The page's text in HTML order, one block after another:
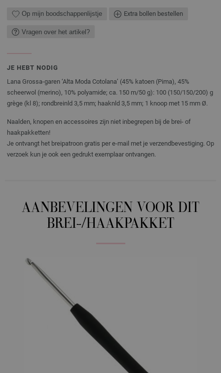
Op mijn boodschappenlijstje Extra bollen bestellen
Vragen over het artikel?
JE HEBT NODIG
Lana Grossa-garen ‘Alta Moda Cotolana’ (45% katoen (Pima), 45%
scheerwol (merino), 10% polyamide; ca. 150 m/50 g): 100 (150/150/200) g
grège (kl 8); rondbreinld 3,5 mm; haaknld 3,5 mm; 1 knoop met 15 mm Ø.
Naalden, knopen en accessoires zijn niet inbegrepen bij de brei- of
haakpakketten!
Je ontvangt het breipatroon gratis per e-mail met je verzendbevestiging. Op
verzoek kun je ook een gedrukt exemplaar ontvangen.
AANBEVELINGEN VOOR DIT
BREI-/HAAKPAKKET